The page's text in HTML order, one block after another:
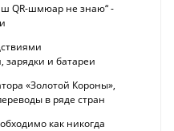
QR-шмюар не знаю“ -
зарядки и батареи
«Золотой Короны»,
в ряде стран
как никогда